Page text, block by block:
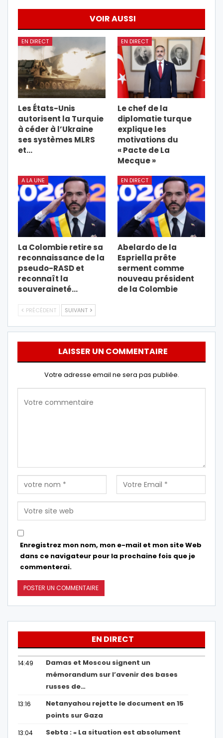
VOIR AUSSI
EN DIRECT
Les États-Unis
autorisent la Turquie
à céder à l’Ukraine
ses systèmes MLRS
et…
EN DIRECT
Le chef de la
diplomatie turque
explique les
motivations du
« Pacte de La
Mecque »
A LA UNE
La Colombie retire sa
reconnaissance de la
pseudo-RASD et
reconnaît la
souveraineté…
EN DIRECT
Abelardo de la
Espriella prête
serment comme
nouveau président
de la Colombie
PRÉCÉDENT SUIVANT
LAISSER UN COMMENTAIRE
Votre adresse email ne sera pas publiée.
Enregistrez mon nom, mon e-mail et mon site Web
dans ce navigateur pour la prochaine fois que je
commenterai.
EN DIRECT
14:49
Damas et Moscou signent un
mémorandum sur l’avenir des bases
russes de…
13:16
Netanyahou rejette le document en 15
points sur Gaza
13:04
Sebta : « La situation est absolument